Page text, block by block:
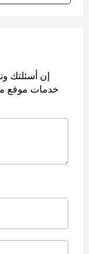
إن أسئلتك
خدمات موقع